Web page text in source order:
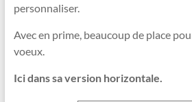
personnaliser.
Avec en prime, beaucoup de place
voeux.
Ici dans sa version horizontale.